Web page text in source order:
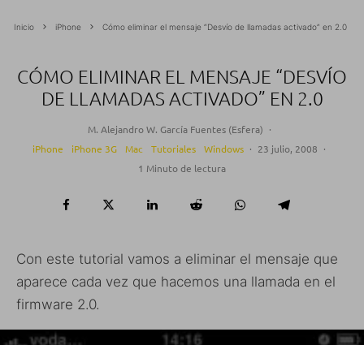
Inicio iPhone Cómo eliminar el mensaje “Desvío de llamadas activado” en 2.0
CÓMO ELIMINAR EL MENSAJE “DESVÍO
DE LLAMADAS ACTIVADO” EN 2.0
M. Alejandro W. García Fuentes (Esfera) ·
iPhone
iPhone 3G Mac Tutoriales Windows · 23 julio, 2008 ·
1 Minuto de lectura
Con este tutorial vamos a eliminar el mensaje que
aparece cada vez que hacemos una llamada en el
firmware 2.0.